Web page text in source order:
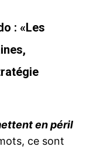
: «Les
en péril
ce sont